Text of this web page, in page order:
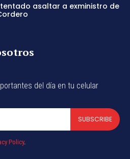
asaltar a exministro de
del día en tu celular
SUBSCRIBE
Policy.